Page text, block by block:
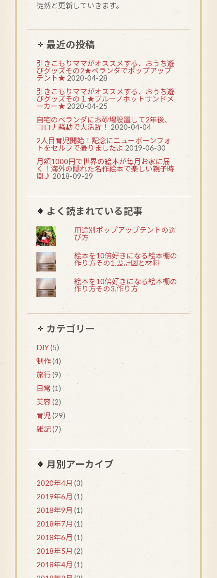
徒然と更新していきます。
最近の投稿
引きこもりママがオススメする、おうち遊
びグッズその2★ベランダでポップアップ
テント★ 2020-04-28
引きこもりママがオススメする、おうち遊
びグッズその１★ブルーノホットサンドメ
ーカー★ 2020-04-25
自宅のベランダにお砂場設置して2年後、
コロナ騒動で大活躍！ 2020-04-04
2人目育児開始！記念にニューボーンフォ
トをセルフで撮りましたよ 2019-06-30
月額1000円で世界の絵本が毎月お家に届
く！海外の隠れた名作絵本で楽しい親子時
間♪ 2018-09-29
よく読まれている記事
用途別ポップアップテントの選
び方
絵本を10倍好きになる絵本棚の
作り方その1.設計図と材料
絵本を10倍好きになる絵本棚の
作り方その3.作り方
カテゴリー
DIY(5)
制作(4)
旅行(9)
日常 (1)
美容 (2)
育児(29)
雑記(7)
月別アーカイブ
2020年4月 (3)
2019年6月 (1)
2018年9月 (1)
2018年7月 (1)
2018年6月 (1)
2018年5月 (2)
2018年4月 (1)